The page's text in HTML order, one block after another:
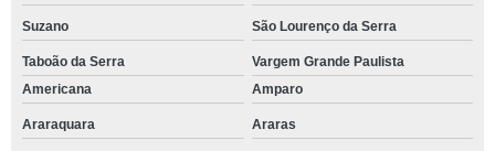
Suzano São Lourenço da Serra
Taboão da Serra
Vargem Grande Paulista
Americana
Amparo
Araraquara Araras